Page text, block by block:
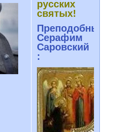
русских
святых!
Преподобный
Серафим
Саровский
: